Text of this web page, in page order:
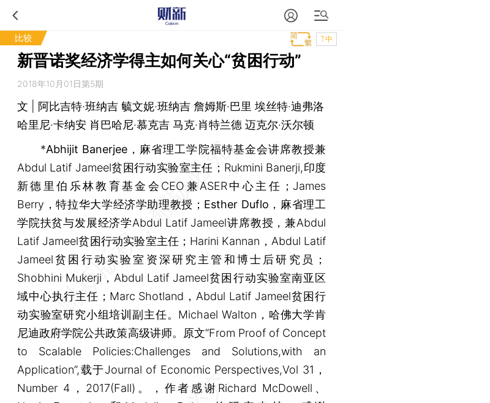
比较 T中
新晋诺奖经济学得主如何关心“贫困行动”
2018年10月01日第5期
文 | 阿比吉特·班纳吉 毓文妮·班纳吉 詹姆斯·巴里 埃丝特·迪弗洛
哈里尼·卡纳安 肖巴哈尼·慕克吉 马克·肖特兰德 迈克尔·沃尔顿
*Abhijit Banerjee ，麻省理工学院福特基金会讲席教授兼
Abdul Latif Jameel贫困行动实验室主任；Rukmini Banerji,印度
新德里伯乐林教育基金会CEO兼ASER中心主任；James
Berry，特拉华大学经济学助理教授； Esther Duflo ，麻省理工
学院扶贫与发展经济学Abdul Latif Jameel讲席教授，兼Abdul
Latif Jameel贫困行动实验室主任；Harini Kannan，Abdul Latif
Jameel贫困行动实验室资深研究主管和博士后研究员；
Shobhini Mukerji，Abdul Latif Jameel贫困行动实验室南亚区
域中心执行主任；Marc Shotland，Abdul Latif Jameel贫困行
动实验室研究小组培训副主任。Michael Walton，哈佛大学肯
尼迪政府学院公共政策高级讲师。原文“From Proof of Concept
to Scalable Policies:Challenges and Solutions,with an
Application”,载于Journal of Economic Perspectives,Vol 31，
Number 4，2017(Fall)。，作者感谢Richard McDowell、